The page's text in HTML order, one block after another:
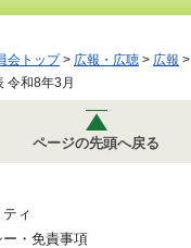
会トップ> 広報・広聴 > 広報 >
令和8年3月
ページの先頭へ戻る
ィ
・免責事項